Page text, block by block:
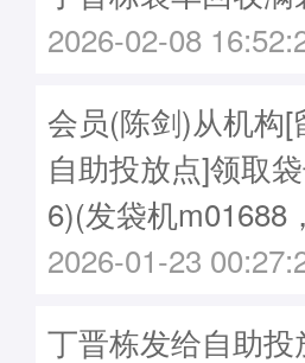
2026-02-08
会员(陈剑)从机构
自助投放点]领取
6)(发袋机m01688
2026-01-23
丁晋栋发给自助